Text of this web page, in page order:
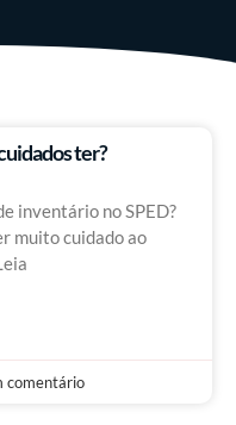
ter?
inventário no SPED?
muito cuidado ao
comentário